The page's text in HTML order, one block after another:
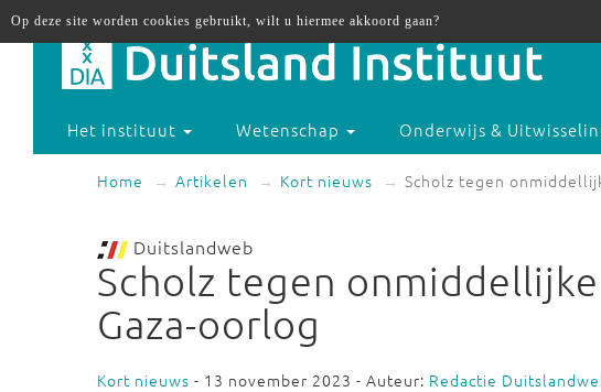
Het instituut Wetenschap Onderwijs &
Home Artikelen Kort nieuws Scholz tegen
Duitslandweb
Scholz tegen
Gaza-oorlog
Kort nieuws - 13 november 2023 - Auteur: Redactie
Op deze site worden cookies gebruikt, wilt u hiermee akkoord gaan?